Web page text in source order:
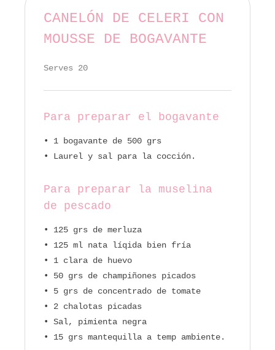
CANELÓN DE CELERI CON
MOUSSE DE BOGAVANTE
Serves 20
Para preparar el bogavante
• 1 bogavante de 500 grs
• Laurel y sal para la cocción.
Para preparar la muselina
de pescado
• 125 grs de merluza
• 125 ml nata líqida bien fría
• 1 clara de huevo
• 50 grs de champiñones picados
• 5 grs de concentrado de tomate
• 2 chalotas picadas
• Sal, pimienta negra
• 15 grs mantequilla a temp ambiente.